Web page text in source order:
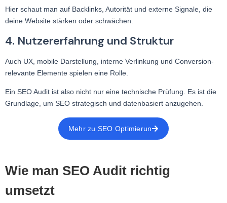
Hier schaut man auf Backlinks, Autorität und externe Signale, die
deine Website stärken oder schwächen.
4. Nutzererfahrung und Struktur
Auch UX, mobile Darstellung, interne Verlinkung und Conversion-
relevante Elemente spielen eine Rolle.
Ein SEO Audit ist also nicht nur eine technische Prüfung. Es ist die
Grundlage, um SEO strategisch und datenbasiert anzugehen.
Mehr zu SEO Optimierun
Wie man SEO Audit richtig
umsetzt